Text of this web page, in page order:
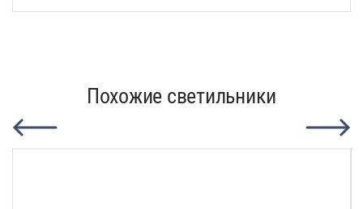
Похожие светильники